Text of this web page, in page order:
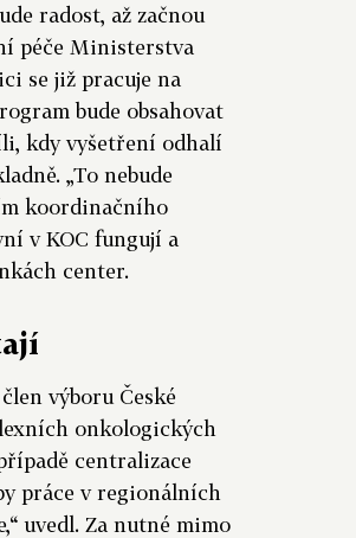
radost, až začnou
péče Ministerstva
se již pracuje na
bude obsahovat
kdy vyšetření odhalí
„To nebude
koordinačního
v KOC fungují a
center.
výboru České
onkologických
centralizace
práce v regionálních
uvedl. Za nutné mimo